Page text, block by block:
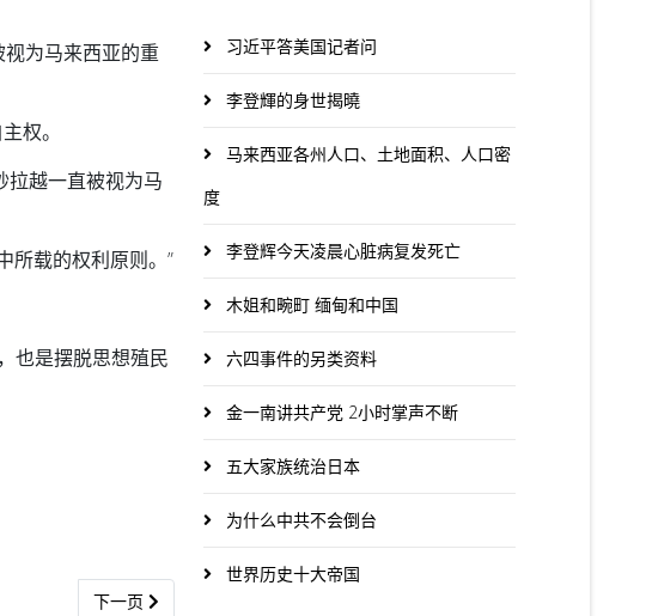
视为马来西亚的重
权。
拉越一直被视为马
所载的权利原则。”
也是摆脱思想殖民
下一篇文章: 亚洲新闻台报导：应对砂加强油气管制 国油或申请庭令
下一页
习近平答美国记者问
李登輝的身世揭曉
马来西亚各州人口、土地面积、人口密
度
李登辉今天凌晨心脏病复发死亡
木姐和畹町 缅甸和中国
六四事件的另类资料
金一南讲共产党 2小时掌声不断
五大家族统治日本
为什么中共不会倒台
世界历史十大帝国